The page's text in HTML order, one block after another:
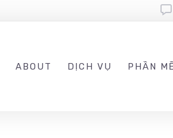
ABOUT DỊCH VỤ PHẦN